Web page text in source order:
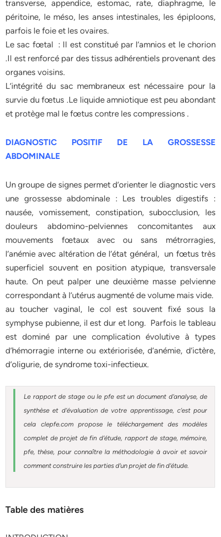
transverse, appendice, estomac, rate, diaphragme, le
péritoine, le méso, les anses intestinales, les épiploons,
parfois le foie et les ovaires.
Le sac fœtal : Il est constitué par l’amnios et le chorion
.Il est renforcé par des tissus adhérentiels provenant des
organes voisins.
L’intégrité du sac membraneux est nécessaire pour la
survie du fœtus .Le liquide amniotique est peu abondant
et protège mal le fœtus contre les compressions .
DIAGNOSTIC POSITIF DE LA GROSSESSE
ABDOMINALE
Un groupe de signes permet d’orienter le diagnostic vers
une grossesse abdominale : Les troubles digestifs :
nausée, vomissement, constipation, subocclusion, les
douleurs abdomino-pelviennes concomitantes aux
mouvements fœtaux avec ou sans métrorragies,
l’anémie avec altération de l’état général, un fœtus très
superficiel souvent en position atypique, transversale
haute. On peut palper une deuxième masse pelvienne
correspondant à l’utérus augmenté de volume mais vide.
au toucher vaginal, le col est souvent fixé sous la
symphyse pubienne, il est dur et long. Parfois le tableau
est dominé par une complication évolutive à types
d’hémorragie interne ou extériorisée, d’anémie, d’ictère,
d’oligurie, de syndrome toxi-infectieux.
Le rapport de stage ou le pfe est un document d’analyse, de
synthèse et d’évaluation de votre apprentissage, c’est pour
cela clepfe.com propose le téléchargement des modèles
complet de projet de fin d’étude, rapport de stage, mémoire,
pfe, thèse, pour connaître la méthodologie à avoir et savoir
comment construire les parties d’un projet de fin d’étude.
Table des matières